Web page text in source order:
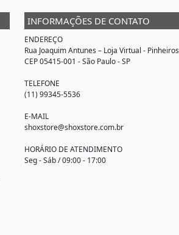
INFORMAÇÕES DE CONTATO
ENDEREÇO
Rua Joaquim Antunes – Loja Virtual - Pinheiros
CEP 05415-001 - São Paulo - SP
TELEFONE
(11) 99345-5536
E-MAIL
shoxstore@shoxstore.com.br
HORÁRIO DE ATENDIMENTO
Seg - Sáb / 09:00 - 17:00